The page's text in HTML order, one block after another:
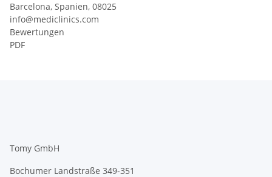
Barcelona, Spanien, 08025
info@mediclinics.com
Bewertungen
PDF
Tomy GmbH
Bochumer Landstraße 349-351